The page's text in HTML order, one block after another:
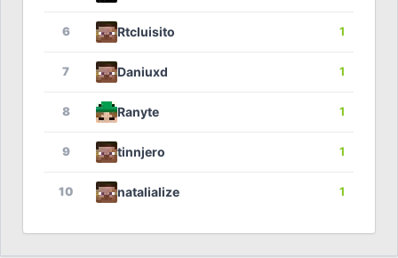
6 Rtcluisito 1
7 Daniuxd 1
8 Ranyte 1
9 tinnjero 1
10 natalialize 1